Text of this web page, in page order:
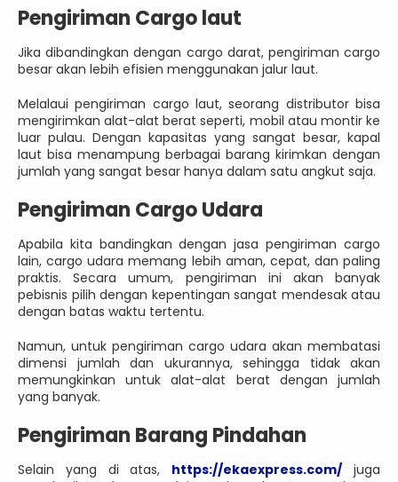
Pengiriman Cargo laut
Jika dibandingkan dengan cargo darat, pengiriman cargo
besar akan lebih efisien menggunakan jalur laut.
Melalaui pengiriman cargo laut, seorang distributor bisa
mengirimkan alat-alat berat seperti, mobil atau montir ke
luar pulau. Dengan kapasitas yang sangat besar, kapal
laut bisa menampung berbagai barang kirimkan dengan
jumlah yang sangat besar hanya dalam satu angkut saja.
Pengiriman Cargo Udara
Apabila kita bandingkan dengan jasa pengiriman cargo
lain, cargo udara memang lebih aman, cepat, dan paling
praktis. Secara umum, pengiriman ini akan banyak
pebisnis pilih dengan kepentingan sangat mendesak atau
dengan batas waktu tertentu.
Namun, untuk pengiriman cargo udara akan membatasi
dimensi jumlah dan ukurannya, sehingga tidak akan
memungkinkan untuk alat-alat berat dengan jumlah
yang banyak.
Pengiriman Barang Pindahan
Selain yang di atas, https://ekaexpress.com/ juga